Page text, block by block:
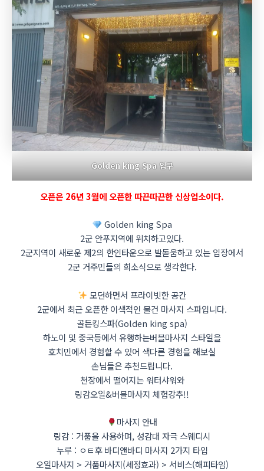
Golden king Spa 입구
오픈은 26년 3월에 오픈한 따끈따끈한 신상업소이다.
Golden king Spa
2군 안푸지역에 위치하고있다.
2군지역이 새로운 제2의 한인타운으로 발돋움하고 있는 입장에서
2군 거주민들의 희소식으로 생각한다.
모던하면서 프라이빗한 공간
2군에서 최근 오픈한 이색적인 불건 마사지 스파입니다.
골든킹스파(Golden king spa)
하노이 및 중국등에서 유행하는버블마사지 스타일을
호치민에서 경험할 수 있어 색다른 경험을 해보실
손님들은 추천드립니다.
천장에서 떨어지는 워터샤워와
링감오일&버블마사지 체험강추!!
마사지 안내
링감 : 거품을 사용하며, 성감대 자극 스웨디시
누루 : ㅇㅌ후 바디앤바디 마사지 2가지 타입
오일마사지 > 거품마사지(세정효과) > 서비스(해피타임)